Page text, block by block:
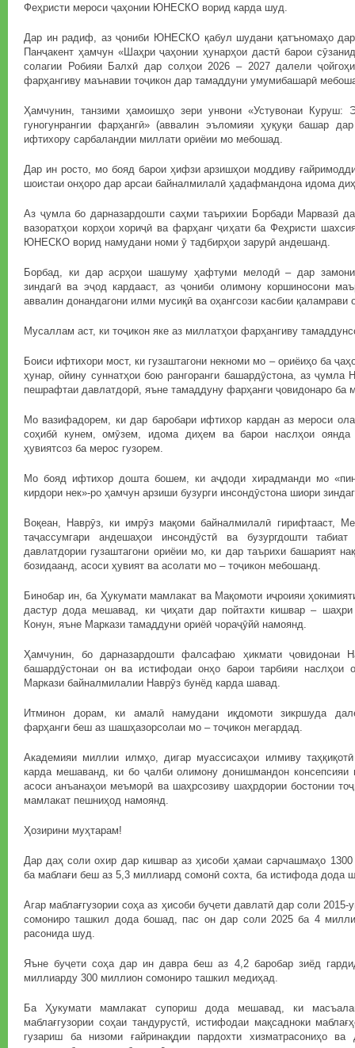
Феҳристи мероси ҷаҳонии ЮНЕСКО ворид карда шуд.
Дар ин радиф, аз ҷониби ЮНЕСКО қабул шудани қатъномаҳо
Панҷакент ҳамчун «Шаҳри ҷаҳонии ҳунарҳои дастӣ барои
солагии Робияи Балхӣ дар солҳои 2026 – 2027 далели
фарҳангиву маънавии тоҷикон дар тамаддуни умумибашарӣ
Ҳамчунин, танзими ҳамоишҳо зери унвони «Устувонаи Куруш:
гуногунрангии фарҳангӣ» (аввалин эъломияи ҳуқуқи башар
ифтихору сарбаландии миллати ориёии мо мебошад.
Дар ин росто, мо бояд барои ҳифзи арзишҳои моддиву
шоистаи онҳоро дар арсаи байналмилалӣ ҳадафмандона идома
Аз ҷумла бо дарназардошти саҳми таърихии Борбади Марвазӣ
вазоратҳои корҳои хориҷӣ ва фарҳанг ҷиҳати ба Феҳристи
ЮНЕСКО ворид намудани номи ӯ тадбирҳои зарурӣ андешанд.
Борбад, ки дар асрҳои шашуму ҳафтуми мелодӣ – дар
зиндагӣ ва эҷод кардааст, аз ҷониби олимону коршиносони
аввалин донандагони илми мусиқӣ ва оҳангсози касбии қаламрави
Мусаллам аст, ки тоҷикон яке аз миллатҳои фарҳангиву
Боиси ифтихори мост, ки гузаштагони некноми мо – ориёиҳо ба
ҳунар, ойину суннатҳои бою рангоранги башардӯстона, аз ҷумла
пешрафтаи давлатдорӣ, яъне тамаддуну фарҳанги ҷовидонаро ба
Мо вазифадорем, ки дар баробари ифтихор кардан аз мероси
соҳибӣ кунем, омӯзем, идома диҳем ва барои наслҳои оянда
ҳувиятсоз ба мерос гузорем.
Мо бояд ифтихор дошта бошем, ки аҷдоди хирадманди мо
кирдори нек»-ро ҳамчун арзиши бузурги инсондӯстона шиори
Воқеан, Наврӯз, ки имрӯз мақоми байналмилалӣ гирифтааст,
таҷассумгари андешаҳои инсондӯстӣ ва бузургдошти
давлатдории гузаштагони ориёии мо, ки дар таърихи башарият
бозидаанд, асоси ҳувият ва асолати мо – тоҷикон мебошанд.
Бинобар ин, ба Ҳукумати мамлакат ва Мақомоти иҷроияи
дастур дода мешавад, ки ҷиҳати дар пойтахти кишвар –
Конун, яъне Маркази тамаддуни ориёӣ чораҷӯйӣ намоянд.
Ҳамчунин, бо дарназардошти фалсафаю ҳикмати ҷовидонаи
башардӯстонаи он ва истифодаи онҳо барои тарбияи
Маркази байналмилалии Наврӯз бунёд карда шавад.
Итминон дорам, ки амалӣ намудани иқдомоти зикршуда
фарҳанги беш аз шашҳазорсолаи мо – тоҷикон мегардад.
Академияи миллии илмҳо, дигар муассисаҳои илмиву
карда мешаванд, ки бо ҷалби олимону донишмандон консепсияи
асоси анъанаҳои меъморӣ ва шаҳрсозиву шаҳрдории бостонии
мамлакат пешниҳод намоянд.
Ҳозирини муҳтарам!
Дар даҳ соли охир дар кишвар аз ҳисоби ҳамаи сарчашмаҳо 1300
ба маблағи беш аз 5,3 миллиард сомонӣ сохта, ба истифода дода
Агар маблағгузории соҳа аз ҳисоби буҷети давлатӣ дар соли
сомониро ташкил дода бошад, пас он дар соли 2025 ба 4
расонида шуд.
Яъне буҷети соҳа дар ин давра беш аз 4,2 баробар зиёд
миллиарду 300 миллион сомониро ташкил медиҳад.
Ба Ҳукумати мамлакат супориш дода мешавад, ки
маблағгузории соҳаи тандурустӣ, истифодаи мақсадноки
гузариш ба низоми ғайринақдии пардохти хизматрасониҳо ва